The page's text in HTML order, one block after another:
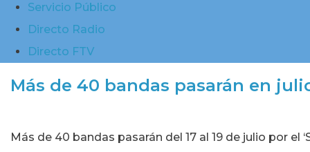
Servicio Público
Directo Radio
Directo FTV
Más de 40 bandas pasarán en
Más de 40 bandas pasarán del 17 al 19 de julio por